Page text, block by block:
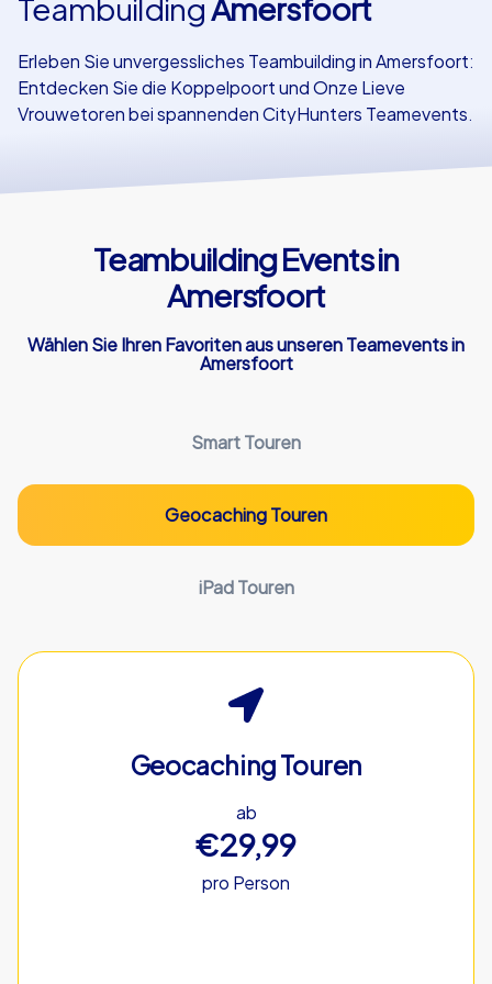
TeambuildingAmersfoort
Erleben Sie unvergessliches Teambuilding in Amersfoort:
Entdecken Sie die Koppelpoort und Onze Lieve
Vrouwetoren bei spannenden CityHunters Teamevents.
Teambuilding Events in
Amersfoort
Wählen Sie Ihren Favoriten aus unseren Teamevents in
Amersfoort
Smart Touren
Geocaching Touren
iPad Touren
Geocaching Touren
ab
€29,99
pro Person